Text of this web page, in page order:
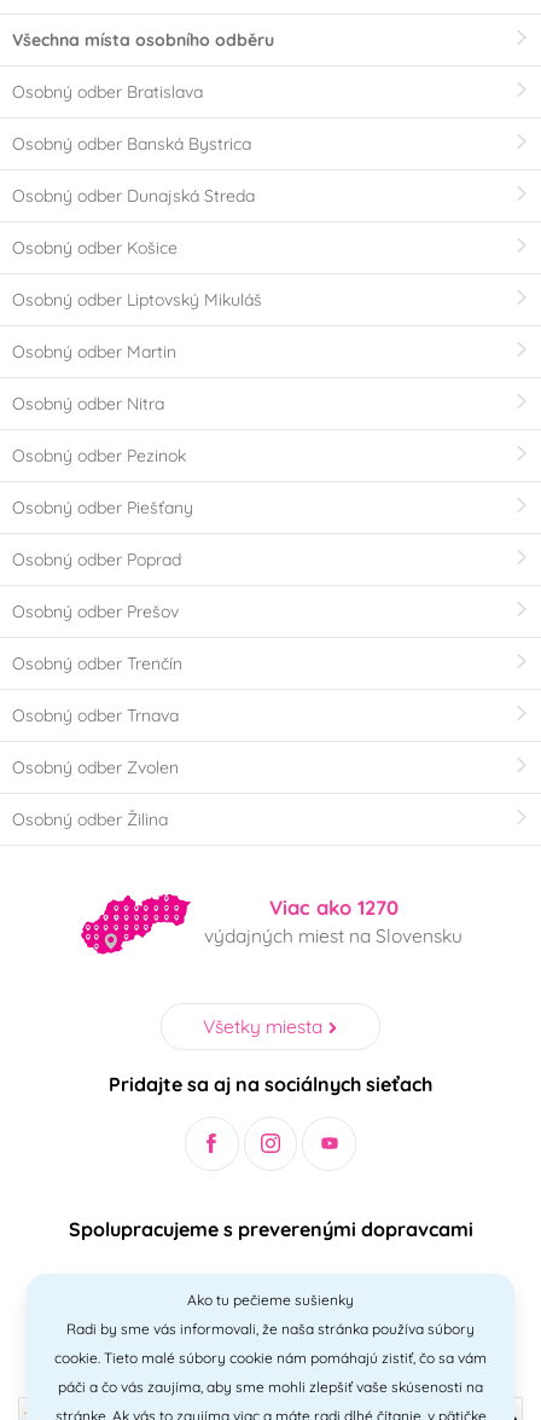
Všechna místa osobního odběru
Osobný odber Bratislava
Osobný odber Banská Bystrica
Osobný odber Dunajská Streda
Osobný odber Košice
Osobný odber Liptovský Mikuláš
Osobný odber Martin
Osobný odber Nitra
Osobný odber Pezinok
Osobný odber Piešťany
Osobný odber Poprad
Osobný odber Prešov
Osobný odber Trenčín
Osobný odber Trnava
Osobný odber Zvolen
Osobný odber Žilina
Viac ako 1270
výdajných miest na Slovensku
Všetky miesta
Pridajte sa aj na sociálnych sieťach
Spolupracujeme s preverenými dopravcami
Bezpečný a jednoduchý spôsob platieb
Ako tu pečieme sušienky
Radi by sme vás informovali, že naša stránka používa súbory
cookie. Tieto malé súbory cookie nám pomáhajú zistiť, čo sa vám
páči a čo vás zaujíma, aby sme mohli zlepšiť vaše skúsenosti na
stránke. Ak vás to zaujíma viac a máte radi dlhé čítanie, v pätičke